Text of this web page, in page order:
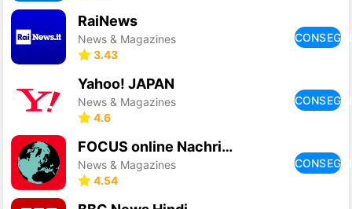
RaiNews
News & Magazines
3.43
Yahoo! JAPAN
News & Magazines
4.6
FOCUS online Nachrichten
News & Magazines
4.54